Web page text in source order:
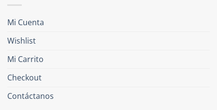
Mi Cuenta
Wishlist
Mi Carrito
Checkout
Contáctanos